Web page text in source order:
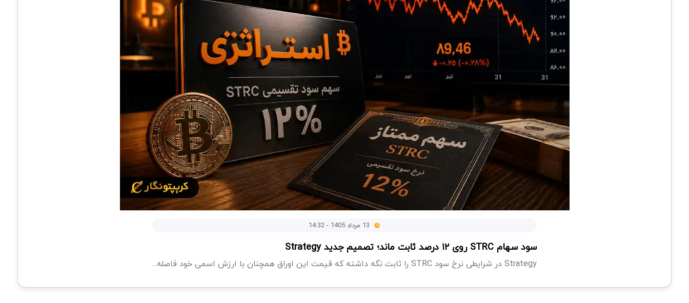
سود سهام STRC روی ۱۲ درصد ثابت ماند؛ تصمیم جدید Strategy
Strategy در شرایطی نرخ سود STRC را ثابت نگه داشته که قیمت این اوراق همچنان با ارزش اسمی خود فاصله...